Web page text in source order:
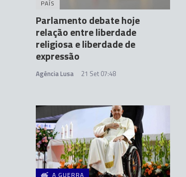
PAÍS
Parlamento debate hoje
relação entre liberdade
religiosa e liberdade de
expressão
Agência Lusa 21 Set 07:48
A GUERRA